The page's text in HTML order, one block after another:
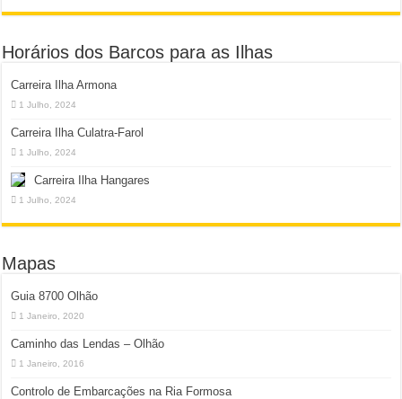
Horários dos Barcos para as Ilhas
Carreira Ilha Armona
1 Julho, 2024
Carreira Ilha Culatra-Farol
1 Julho, 2024
Carreira Ilha Hangares
1 Julho, 2024
Mapas
Guia 8700 Olhão
1 Janeiro, 2020
Caminho das Lendas – Olhão
1 Janeiro, 2016
Controlo de Embarcações na Ria Formosa